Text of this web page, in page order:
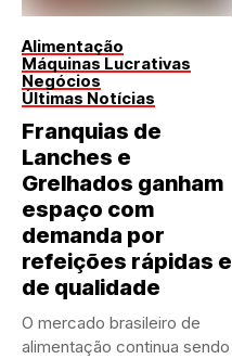
Alimentação
Máquinas Lucrativas
Negócios
Últimas Notícias
Franquias de
Lanches e
Grelhados ganham
espaço com
demanda por
refeições rápidas e
de qualidade
O mercado brasileiro de
alimentação continua sendo